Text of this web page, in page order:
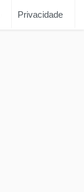
Privacidade